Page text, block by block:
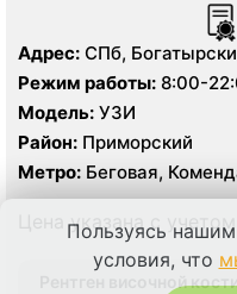
Адрес: СПб,
Режим работы: 8:00-
Модель: УЗИ
Район: Приморский
Метро: Беговая,
Деревня
Цена указана с
Рентген височной
Пользуясь
условия, что